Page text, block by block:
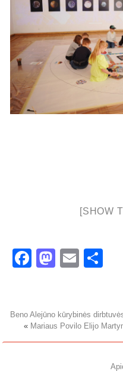
[SHOW
FacebookMastodon
Email
Beno Alejūno kūrybinės
« Mariaus Povilo Elijo